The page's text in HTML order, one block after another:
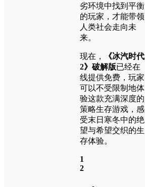
劣环境中找到平衡
的玩家，才能带领
人类社会走向未
来。
现在，
《冰汽时代
2》破解版已经在
线提供免费，玩家
可以不受限制地体
验这款充满深度的
策略生存游戏，感
受末日寒冬中的绝
望与希望交织的生
存体验。
1
2